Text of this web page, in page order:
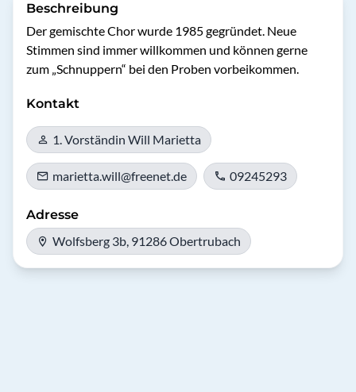
Beschreibung
Der gemischte Chor wurde 1985 gegründet. Neue
Stimmen sind immer willkommen und können gerne
zum „Schnuppern“ bei den Proben vorbeikommen.
Kontakt
1. Vorständin Will Marietta
marietta.will@freenet.de 09245293
Adresse
Wolfsberg 3b, 91286 Obertrubach